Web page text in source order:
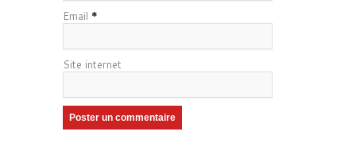
Email *
Site internet